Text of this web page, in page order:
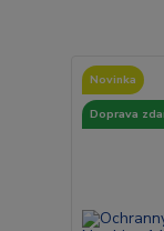
Novinka
Doprava